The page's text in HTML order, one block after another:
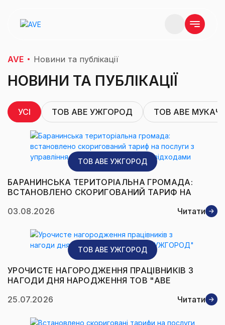
AVE Новини та публікації
НОВИНИ ТА ПУБЛІКАЦІЇ
УСІ ТОВ AВЕ УЖГОРОД ТОВ AВE
ТОВ AВЕ УЖГОРОД
БАРАНИНСЬКА ТЕРИТОРІАЛЬНА ГРОМАДА:
ВСТАНОВЛЕНО СКОРИГОВАНИЙ ТАРИФ НА
ПОБУТОВИМИ ВІДХОДАМИ
03.08.2026 Читати
ТОВ AВЕ УЖГОРОД
УРОЧИСТЕ НАГОРОДЖЕННЯ ПРАЦІВНИКІВ З
НАГОДИ ДНЯ НАРОДЖЕННЯ ТОВ "АВЕ
25.07.2026
Читати